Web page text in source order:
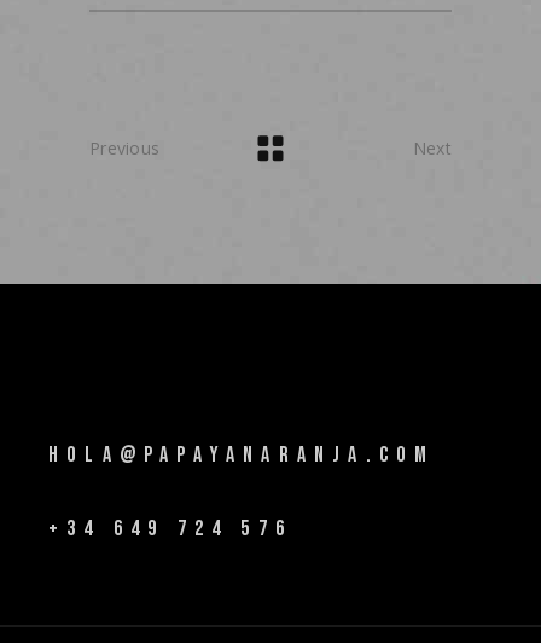
Previous Next
HOLA@PAPAYANARANJA.COM
+34 649 724 576